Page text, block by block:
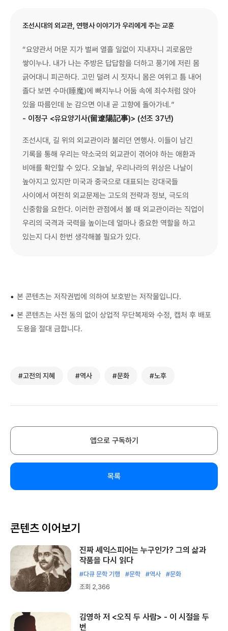
조선시대의 외교관, 연행사 이야기가 우리에게 주는 교훈
“요양관서 머문 지가 벌써 열흘 일없이 지내자니 괴로움만
쌓이누나. 내가 나는 주방은 답답함을 더하고 풍기에 저린 몸
긁어대니 피곤하다. 고민 덜려 시 짓자니 몸은 여위고 틈 내어
졸다 보면 수마(睡魔)에 빠지누나 어둠 속에 죄수처럼 앉아
있을 따름인데 눈 감으면 이내 곧 고향에 돌아가네.”
- 이정구 <유요양기사(留遼陽記事)> (선조 37년)
조선시대, 길 위의 외교관이라 불리던 연행사. 이들이 남긴
기록을 통해 우리는 약소국의 외교관이 겪어야 하는 애환과
비애를 확인할 수 있다. 오늘날, 우리나라의 위상은 나날이
높아지고 있지만 미국과 중국으로 대표되는 강대국들
사이에서 여전히 외교문제는 고도의 전략과 정보, 극도의
신중함을 요한다. 이러한 관점에서 볼 때 외교관이라는 직업이
우리의 국격과 국력을 높이는데 얼마나 중요한 역할을 하고
있는지 다시 한번 생각해볼 필요가 있다.
• 본 콘텐츠는 저작권법에 의하여 보호받는 저작물입니다.
• 본 콘텐츠는 사전 동의 없이 상업적 무단복제와 수정, 캡처 후 배포
도용을 절대 금합니다.
#고전의 지혜 #역사 #문화 #노후
앱으로 구독하기
목록
콘텐츠 이어보기
진짜 셰익스피어는 누구인가? 그의 삶과
작품을 다시 읽다
#다큐 문학 기행 #문학 #역사
#문화
조회 2,366
김영하 저 <오직 두 사람> - 이 시절을 두
번